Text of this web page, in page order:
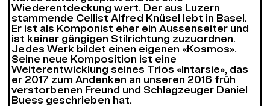
Wiederentdeckung wert. Der aus Luzern
stammende Cellist Alfred Knüsel lebt in Basel.
Er ist als Komponist eher ein Aussenseiter und
ist keiner gängigen Stilrichtung zuzuordnen.
Jedes Werk bildet einen eigenen «Kosmos».
Seine neue Komposition ist eine
Weiterentwicklung seines Trios «Intarsie», das
er 2017 zum Andenken an unseren 2016 früh
verstorbenen Freund und Schlagzeuger Daniel
Buess geschrieben hat.